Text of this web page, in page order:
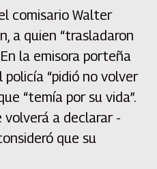
comisario Walter
a quien “trasladaron
la emisora porteña
“pidió no volver
“temía por su vida”.
volverá a declarar -
que su